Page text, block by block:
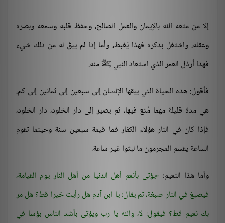
إلا من متعه الله بالإيمان والعمل الصالح، وحفظ قلبه وسمعه وبصره
وعقله، واشتغل بذكره فهذا يُغبط، وأما إذا لم يبقَ له من ذلك شيء
فهذا أرذل العمر الذي استعاذ النبي ﷺ منه.
فأقول: هذه الحياة التي يبقها الإنسان إلى سبعين إلى ثمانين إلى كم،
هي مدة قليلة مهما مُتع فيها، ثم يصير إلى دار الخلود، دار الخلود،
فإذا كان في النار هؤلاء الكفار فما قيمة سبعين سنة وحينما تقوم
الساعة يقسم المجرمون ما لبثوا غير ساعة.
وأما هذا النعيم: يؤتى بأنعم أهل الدنيا من أهل النار يوم القيامة،
فيصبغ في النار صبغة، ثم يقال: يا ابن آدم هل رأيت خيرا قط؟ هل مر
بك نعيم قط؟ فيقول: لا، والله يا رب ويؤتى بأشد الناس بؤسا في